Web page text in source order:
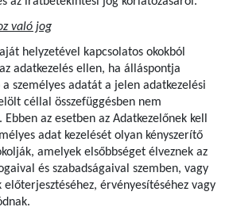
való jog
helyzetével kapcsolatos okokból
adatkezelés ellen, ha álláspontja
személyes adatát a jelen adatkezelési
céllal összefüggésben nem
az esetben az Adatkezelőnek kell
adat kezelését olyan kényszerítő
amelyek elsőbbséget élveznek az
és szabadságaival szemben, vagy
érvényesítéséhez vagy